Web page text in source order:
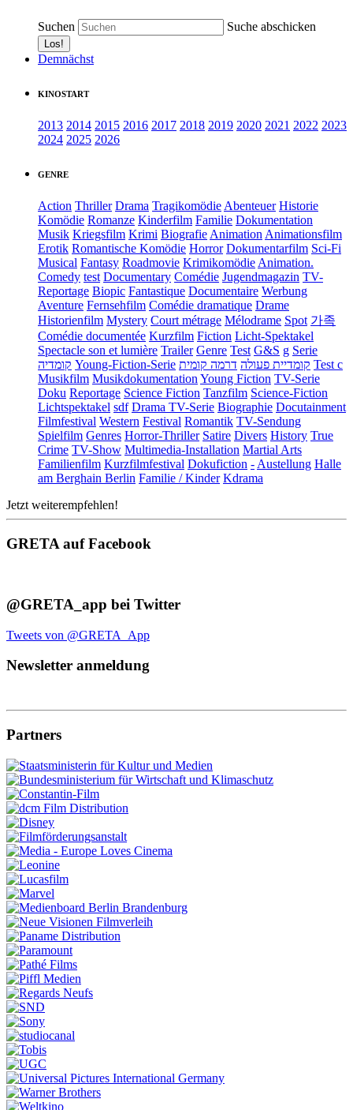
Suchen Suche abschicken
Demnächst
KINOSTART
2013 2014 2015 2016 2017 2018 2019 2020 2021 2022 2023
2024 2025 2026
GENRE
Action Thriller Drama Tragikomödie Abenteuer Historie
Komödie Romanze Kinderfilm Familie Dokumentation
Musik Kriegsfilm Krimi Biografie Animation Animationsfilm
Erotik Romantische Komödie Horror Dokumentarfilm Sci-Fi
Musical Fantasy Roadmovie Krimikomödie Animation.
Comedy test Documentary Comédie Jugendmagazin TV-
Reportage Biopic Fantastique Documentaire Werbung
Aventure Fernsehfilm Comédie dramatique Drame
Historienfilm Mystery Court métrage Mélodrame Spot 가족
Comédie documentée Kurzfilm Fiction Licht-Spektakel
Spectacle son et lumière Trailer Genre Test G&S g Serie
קומדיה Young-Fiction-Serie קומדיית פעולה דרמה קומית
Test c
Musikfilm Musikdokumentation Young Fiction TV-Serie
Doku Reportage Science Fiction Tanzfilm Science-Fiction
Lichtspektakel sdf Drama TV-Serie Biographie Docutainment
Filmfestival Western Festival Romantik TV-Sendung
Spielfilm Genres Horror-Thriller Satire Divers History True
Crime TV-Show Multimedia-Installation Martial Arts
Familienfilm Kurzfilmfestival Dokufiction - Austellung Halle
am Berghain Berlin Familie / Kinder Kdrama
Jetzt weiterempfehlen!
GRETA auf Facebook
@GRETA_app bei Twitter
Tweets von @GRETA_App
Newsletter anmeldung
Partners